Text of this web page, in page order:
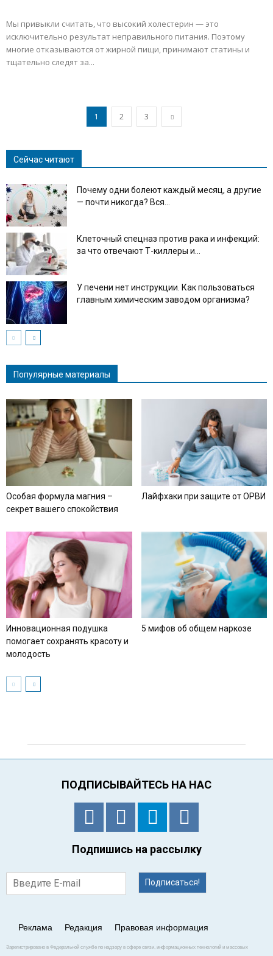
Мы привыкли считать, что высокий холестерин — это
исключительно результат неправильного питания. Поэтому
многие отказываются от жирной пищи, принимают статины и
тщательно следят за...
1 2 3
Сейчас читают
Почему одни болеют каждый месяц, а другие
— почти никогда? Вся...
Клеточный спецназ против рака и инфекций:
за что отвечают Т-киллеры и...
У печени нет инструкции. Как пользоваться
главным химическим заводом организма?
Популярные материалы
Особая формула магния –
секрет вашего спокойствия
Лайфхаки при защите от ОРВИ
Инновационная подушка
помогает сохранять красоту и
молодость
5 мифов об общем наркозе
ПОДПИСЫВАЙТЕСЬ НА НАС
Подпишись на рассылку
Подписаться!
Реклама Редакция Правовая информация
Зарегистрировано в Федеральной службе по надзору в сфере связи, информационных технологий и массовых